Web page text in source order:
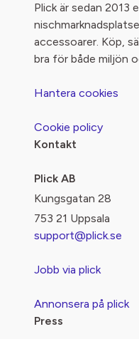
Plick är sedan 2013
accessoarer. Köp,
bra för både miljön
Hantera cookies
Cookie policy
Kontakt
Plick AB
Kungsgatan 28
753 21 Uppsala
support@plick.se
Jobb via plick
Annonsera på plick
Press